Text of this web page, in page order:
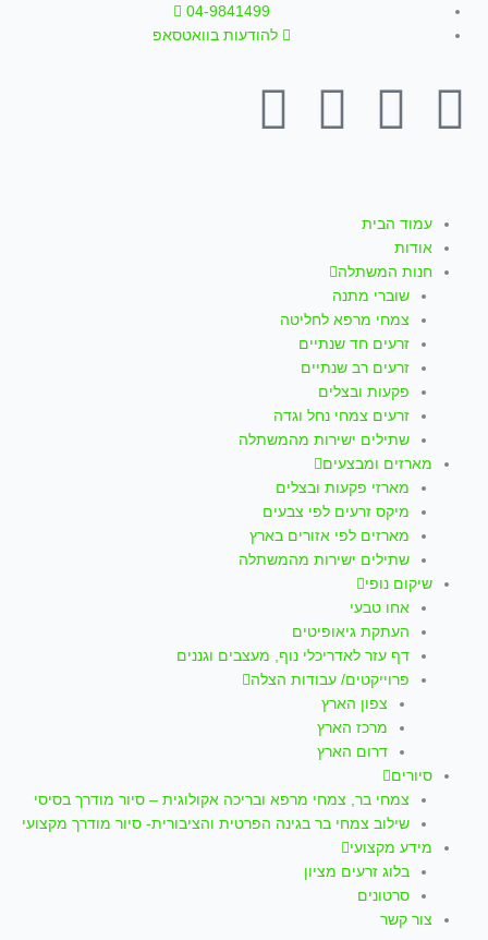
דילוג
לתוכן
04-9841499
להודעות בוואטסאפ
F
c
e
b
o
o
k
f
Y
u
t
u
b
e
I
t
a
g
r
a
m
W
p
עמוד הבית
אודות
חנות המשתלה
שוברי מתנה
צמחי מרפא לחליטה
זרעים חד שנתיים
זרעים רב שנתיים
פקעות ובצלים
זרעים צמחי נחל וגדה
שתילים ישירות מהמשתלה
מארזים ומבצעים
מארזי פקעות ובצלים
מיקס זרעים לפי צבעים
מארזים לפי אזורים בארץ
שתילים ישירות מהמשתלה
שיקום נופי
אחו טבעי
העתקת גיאופיטים
דף עזר לאדריכלי נוף, מעצבים וגננים
פרוייקטים/ עבודות הצלה
צפון הארץ
מרכז הארץ
דרום הארץ
סיורים
צמחי בר, צמחי מרפא ובריכה אקולוגית – סיור מודרך בסיסי
שילוב צמחי בר בגינה הפרטית והציבורית- סיור מודרך מקצועי
מידע מקצועי
בלוג זרעים מציון
סרטונים
צור קשר